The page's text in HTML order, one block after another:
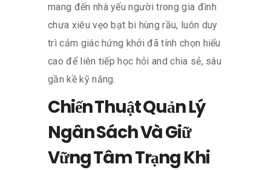
mang đến nhà yếu người trong gia đình
chưa xiêu vẹo bạt bi hùng rầu, luôn duy
trì cảm giác hứng khởi đã tính chọn hiểu
cao để liên tiếp học hỏi and chia sẻ, sâu
gần kề kỹ năng.
Chiến Thuật Quản Lý
Ngân Sách Và Giữ
Vững Tâm Trạng Khi